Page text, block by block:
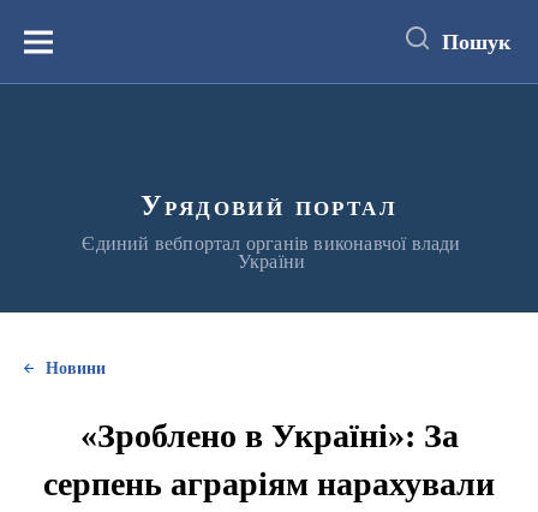
вмістуМеню Пошук
Урядовий портал
Єдиний вебпортал органів виконавчої влади
України
Новини
«Зроблено в Україні»: За
серпень аграріям нарахували